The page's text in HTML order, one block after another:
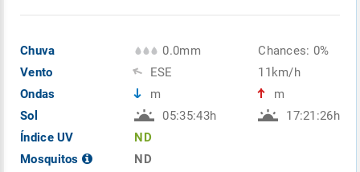
Chuva
Vento
Ondas
Sol
Índice UV
Mosquitos
0.0mm
ESE
m
05:35:43h
ND
ND
Chances: 0%
11km/h
m
17:21:26h